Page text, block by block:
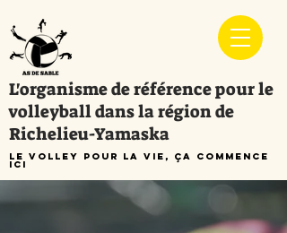
L'organisme de référence pour le
volleyball dans la région de
Richelieu-Yamaska
Le volley pour la vie, ça commence
ici